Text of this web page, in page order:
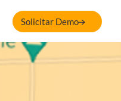
Solicitar Demo